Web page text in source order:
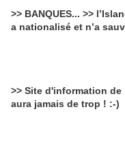
>> BANQUES... >>
a nationalisé et n’a
>> Site d'information
aura jamais de trop ! :-)